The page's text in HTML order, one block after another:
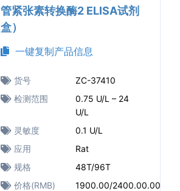
管紧张素转换酶2 ELISA试剂
盒）
一键复制产品信息
货号
ZC-37410
检测范围
0.75 U/L – 24
U/L
灵敏度
0.1 U/L
应用
Rat
规格
48T/96T
价格(RMB)
1900.00/2400.00.00